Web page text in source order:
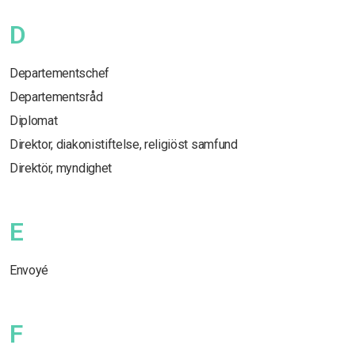
D
Departementschef
Departementsråd
Diplomat
Direktor, diakonistiftelse, religiöst samfund
Direktör, myndighet
E
Envoyé
F